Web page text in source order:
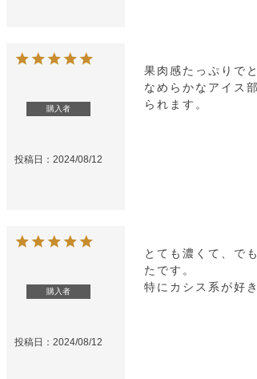
購入者
投稿日 2024/08/12
果肉感たっぷりで
なめらかなアイス
られます。
購入者
投稿日 2024/08/12
とても濃くて、で
たです。
特にカシス系が好